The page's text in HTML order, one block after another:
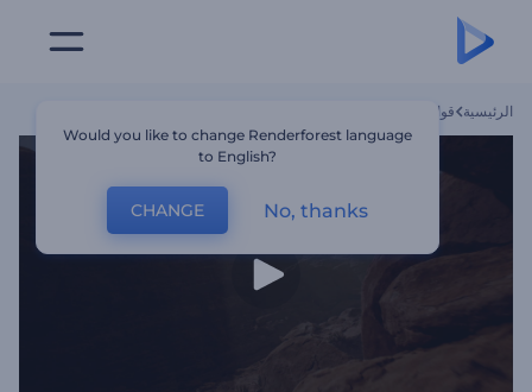
الرئيسية قوالب
Would you like to change Renderforest language
to English?
CHANGE No, thanks